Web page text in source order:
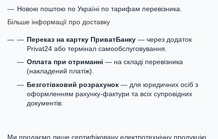
Новою поштою по Україні по тарифам перевізника.
Більше інформації про доставку
Переказ на картку ПриватБанку — через додаток
Privat24 або термінал самообслуговування.
Оплата при отриманні — на складі перевізника
(накладений платіж).
Безготівковий розрахунок — для юридичних осіб з
оформленням рахунку-фактури та всіх супровідних
документів.
Ми продаємо лише сертифіковану електротехнічну продукцію